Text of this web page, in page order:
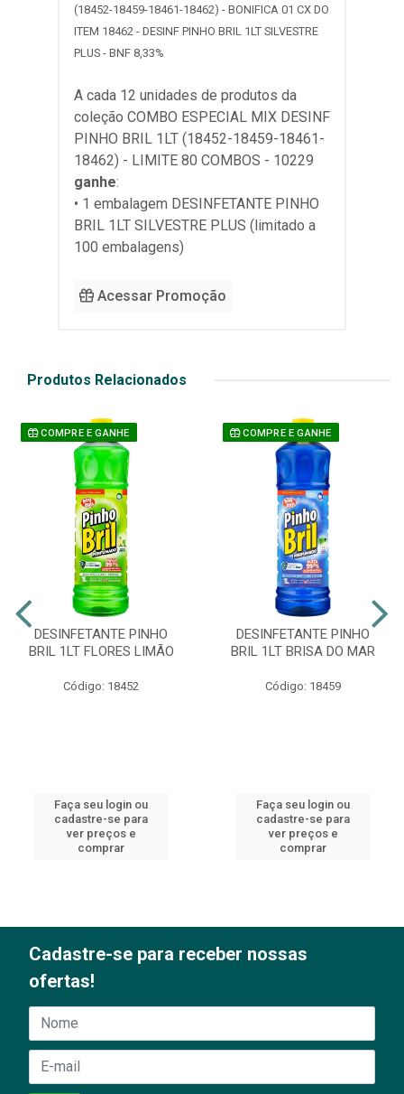
(18452-18459-18461-18462) - BONIFICA 01 CX DO
ITEM 18462 - DESINF PINHO BRIL 1LT SILVESTRE
PLUS - BNF 8,33%
A cada 12 unidades de produtos da
coleção COMBO ESPECIAL MIX DESINF
PINHO BRIL 1LT (18452-18459-18461-
18462) - LIMITE 80 COMBOS - 10229
ganhe:
• 1 embalagem DESINFETANTE PINHO
BRIL 1LT SILVESTRE PLUS (limitado a
100 embalagens)
Acessar Promoção
Produtos Relacionados
COMPRE E GANHE
DESINFETANTE PINHO
BRIL 1LT FLORES LIMÃO
Código: 18452
Faça seu login ou
cadastre-se para
ver preços e
comprar
COMPRE E GANHE
DESINFETANTE PINHO
BRIL 1LT BRISA DO MAR
Código: 18459
Faça seu login ou
cadastre-se para
ver preços e
comprar
Cadastre-se para receber nossas
ofertas!